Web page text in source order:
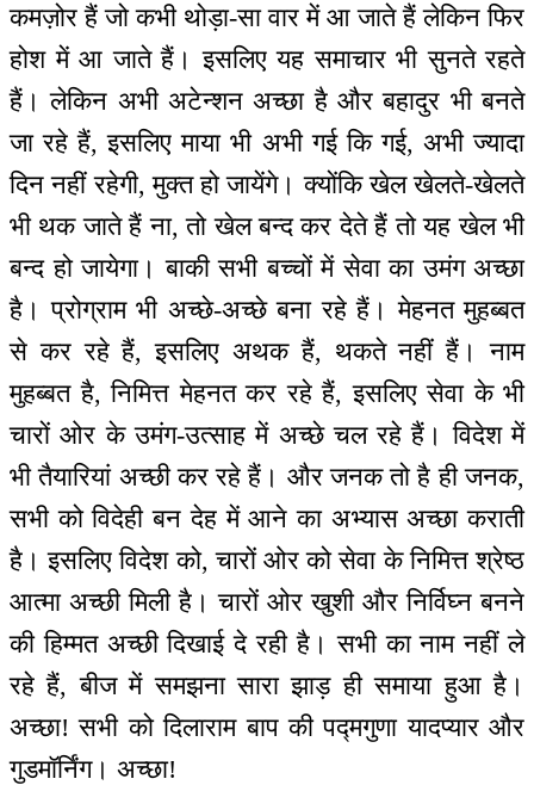
कमज़ोर हैं जो कभी थोड़ा-सा वार में आ जाते हैं लेकिन फिर
होश में आ जाते हैं। इसलिए यह समाचार भी सुनते रहते
हैं। लेकिन अभी अटेन्शन अच्छा है और बहादुर भी बनते
जा रहे हैं, इसलिए माया भी अभी गई कि गई, अभी ज्यादा
दिन नहीं रहेगी, मुक्त हो जायेंगे। क्योंकि खेल खेलते-खेलते
भी थक जाते हैं ना, तो खेल बन्द कर देते हैं तो यह खेल भी
बन्द हो जायेगा। बाकी सभी बच्चों में सेवा का उमंग अच्छा
है। प्रोग्राम भी अच्छे-अच्छे बना रहे हैं। मेहनत मुहब्बत
से कर रहे हैं, इसलिए अथक हैं, थकते नहीं हैं। नाम
मुहब्बत है, निमित्त मेहनत कर रहे हैं, इसलिए सेवा के भी
चारों ओर के उमंग-उत्साह में अच्छे चल रहे हैं। विदेश में
भी तैयारियां अच्छी कर रहे हैं। और जनक तो है ही जनक,
सभी को विदेही बन देह में आने का अभ्यास अच्छा कराती
है। इसलिए विदेश को, चारों ओर को सेवा के निमित्त श्रेष्ठ
आत्मा अच्छी मिली है। चारों ओर खुशी और निर्विघ्न बनने
की हिम्मत अच्छी दिखाई दे रही है। सभी का नाम नहीं ले
रहे हैं, बीज में समझना सारा झाड़ ही समाया हुआ है।
अच्छा! सभी को दिलाराम बाप की पद्मगुणा यादप्यार और
गुडमॉर्निंग। अच्छा!